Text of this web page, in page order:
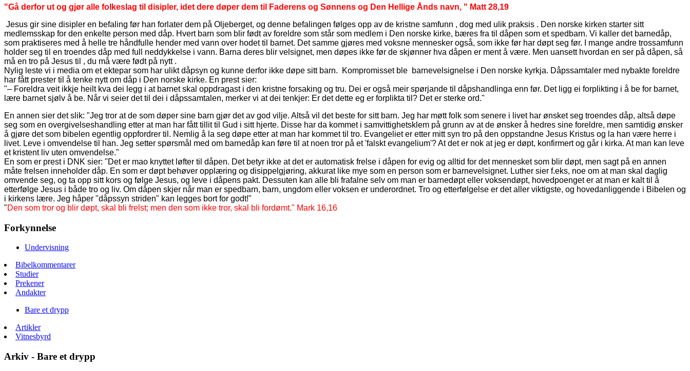
"Gå derfor ut og gjør alle folkeslag til disipler, idet dere døper dem til Faderens og Sønnens og Den Hellige Ånds navn, " Matt 28,19
Jesus gir sine disipler en befaling før han forlater dem på Oljeberget, og denne befalingen følges opp av de kristne samfunn , dog med ulik praksis . Den norske kirken starter sitt
medlemsskap for den enkelte person med dåp. Hvert barn som blir født av foreldre som står som medlem i Den norske kirke, bæres fra til dåpen som et spedbarn. Vi kaller det barnedåp,
som praktiseres med å helle tre håndfulle hender med vann over hodet til barnet. Det samme gjøres med voksne mennesker også, som ikke før har døpt seg før. I mange andre trossamfunn
holder seg til en troendes dåp med full neddykkelse i vann. Barna deres blir velsignet, men døpes ikke før de skjønner hva dåpen er ment å være. Men uansett hvordan en ser på dåpen, så
må en tro på Jesus til , du må være født på nytt .
Nylig leste vi i media om et ektepar som har ulikt dåpsyn og kunne derfor ikke døpe sitt barn. Kompromisset ble barnevelsignelse i Den norske kyrkja. Dåpssamtaler med nybakte foreldre
har fått prester til å tenke nytt om dåp i Den norske kirke. En prest sier:
"– Foreldra veit ikkje heilt kva dei legg i at barnet skal oppdragast i den kristne forsaking og tru. Dei er også meir spørjande til dåpshandlinga enn før. Det ligg ei forplikting i å be for barnet,
lære barnet sjølv å be. Når vi seier det til dei i dåpssamtalen, merker vi at dei tenkjer: Er det dette eg er forplikta til? Det er sterke ord."
En annen sier det slik: "Jeg tror at de som døper sine barn gjør det av god vilje. Altså vil det beste for sitt barn. Jeg har møtt folk som senere i livet har ønsket seg troendes dåp, altså døpe
seg som en overgivelseshandling etter at man har fått tillit til Gud i sitt hjerte. Disse har da kommet i samvittighetsklem på grunn av at de ønsker å hedres sine foreldre, men samtidig ønsker
å gjøre det som bibelen egentlig oppfordrer til. Nemlig å la seg døpe etter at man har kommet til tro. Evangeliet er etter mitt syn tro på den oppstandne Jesus Kristus og la han være herre i
livet. Leve i omvendelse til han. Jeg setter spørsmål med om barnedåp kan føre til at noen tror på et 'falskt evangelium'? At det er nok at jeg er døpt, konfirmert og går i kirka. At man kan leve
et kristent liv uten omvendelse."
En som er prest i DNK sier: "Det er mao knyttet løfter til dåpen. Det betyr ikke at det er automatisk frelse i dåpen for evig og alltid for det mennesket som blir døpt, men sagt på en annen
måte frelsen inneholder dåp. En som er døpt behøver opplæring og disippelgjøring, akkurat like mye som en person som er barnevelsignet. Luther sier f.eks, noe om at man skal daglig
omvende seg, og ta opp sitt kors og følge Jesus, og leve i dåpens pakt. Dessuten kan alle bli frafalne selv om man er barnedøpt eller voksendøpt, hovedpoenget er at man er kalt til å
etterfølge Jesus i både tro og liv. Om dåpen skjer når man er spedbarn, barn, ungdom eller voksen er underordnet. Tro og etterfølgelse er det aller viktigste, og hovedanliggende i Bibelen og
i kirkens lære. Jeg håper "dåpssyn striden" kan legges bort for godt!"
"Den som tror og blir døpt, skal bli frelst; men den som ikke tror, skal bli fordømt." Mark 16,16
Forkynnelse
Undervisning
Bibelkommentarer
Studier
Prekener
Andakter
Bare et drypp
Artikler
Vitnesbyrd
Arkiv - Bare et drypp